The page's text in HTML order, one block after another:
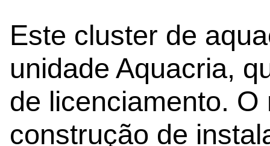
Este cluster de
unidade Aquacria,
de licenciamento.
construção de